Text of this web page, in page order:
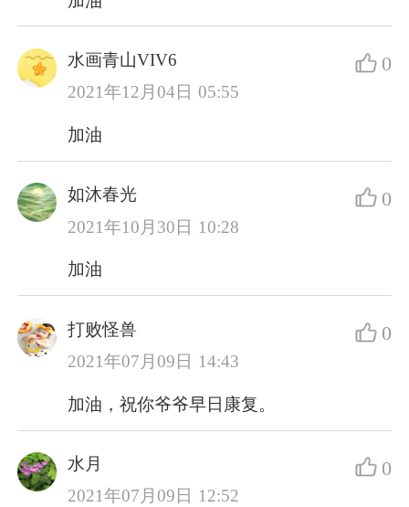
水画青山VIV6
2021年12月04日 05:55
0
加油
如沐春光
2021年10月30日 10:28
0
加油
打败怪兽
2021年07月09日 14:43
0
加油，祝你爷爷早日康复。
水月
2021年07月09日 12:52
0